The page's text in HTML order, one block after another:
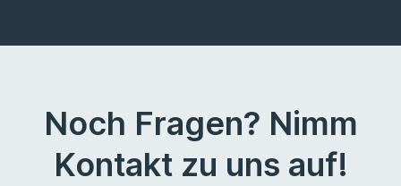
Noch Fragen? Nimm
Kontakt zu uns auf!